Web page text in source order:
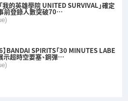
我的英雄學院 UNITED SURVIVAL」確定
前登錄人數突破70…
】BANDAI SPIRITS「30 MINUTES LABE
示超時空要塞、鋼彈…